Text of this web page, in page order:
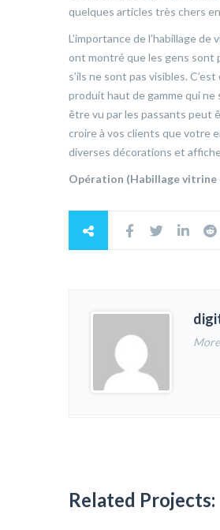
quelques articles très chers
L’importance de l’habillage
ont montré que les gens sont
s’ils ne sont pas visibles.
produit haut de gamme qui ne
être vu par les passants peut
croire à vos clients que votre
diverses décorations et
Opération (Habillage vitrine
Related Projects: